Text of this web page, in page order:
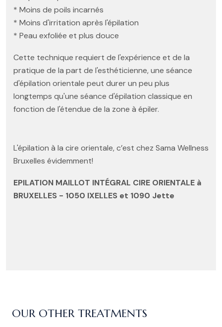
* Moins de poils incarnés
* Moins d'irritation après l'épilation
* Peau exfoliée et plus douce
Cette technique requiert de l'expérience et de la
pratique de la part de l'esthéticienne, une séance
d'épilation orientale peut durer un peu plus
longtemps qu'une séance d'épilation classique en
fonction de l'étendue de la zone à épiler.
L'épilation à la cire orientale, c’est chez Sama Wellness
Bruxelles évidemment!
EPILATION MAILLOT INTÉGRAL CIRE ORIENTALE à
BRUXELLES - 1050 IXELLES et 1090 Jette
OUR OTHER TREATMENTS